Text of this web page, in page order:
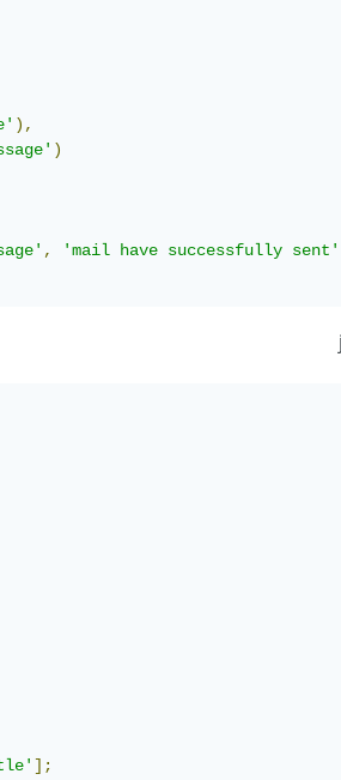
),
)
, 'mail have successfully sent'
];